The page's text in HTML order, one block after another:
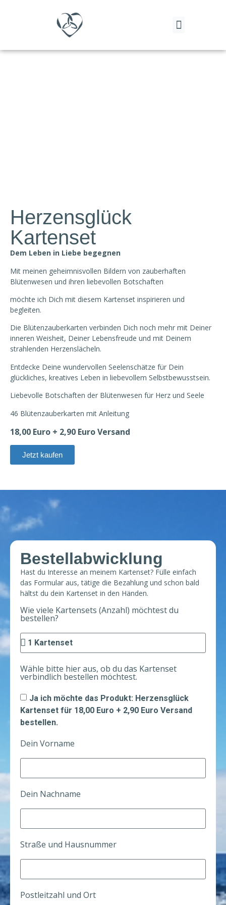
Herzensglück
Kartenset
Dem Leben in Liebe begegnen
Mit meinen geheimnisvollen Bildern von zauberhaften
Blütenwesen und ihren liebevollen Botschaften
möchte ich Dich mit diesem Kartenset inspirieren und
begleiten.
Die Blütenzauberkarten verbinden Dich noch mehr mit Deiner
inneren Weisheit, Deiner Lebensfreude und mit Deinem
strahlenden Herzenslächeln.
Entdecke Deine wundervollen Seelenschätze für Dein
glückliches, kreatives Leben in liebevollem Selbstbewusstsein.
Liebevolle Botschaften der Blütenwesen für Herz und Seele
46 Blütenzauberkarten mit Anleitung
18,00 Euro + 2,90 Euro Versand
Jetzt kaufen
Bestellabwicklung
Hast du Interesse an meinem Kartenset? Fülle einfach
das Formular aus, tätige die Bezahlung und schon bald
hältst du dein Kartenset in den Händen.
Wie viele Kartensets (Anzahl) möchtest du
bestellen?
Wähle bitte hier aus, ob du das Kartenset
verbindlich bestellen möchtest.
Ja ich möchte das Produkt: Herzensglück
Kartenset für 18,00 Euro + 2,90 Euro Versand
bestellen.
Dein Vorname
Dein Nachname
Straße und Hausnummer
Postleitzahl und Ort